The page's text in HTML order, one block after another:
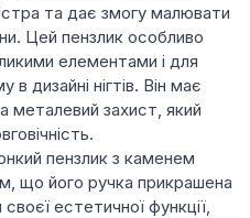
та дає змогу малювати
Цей пензлик особливо
елементами і для
дизайні нігтів. Він має
металевий захист, який
пензлик з каменем
що його ручка прикрашена
естетичної функції,